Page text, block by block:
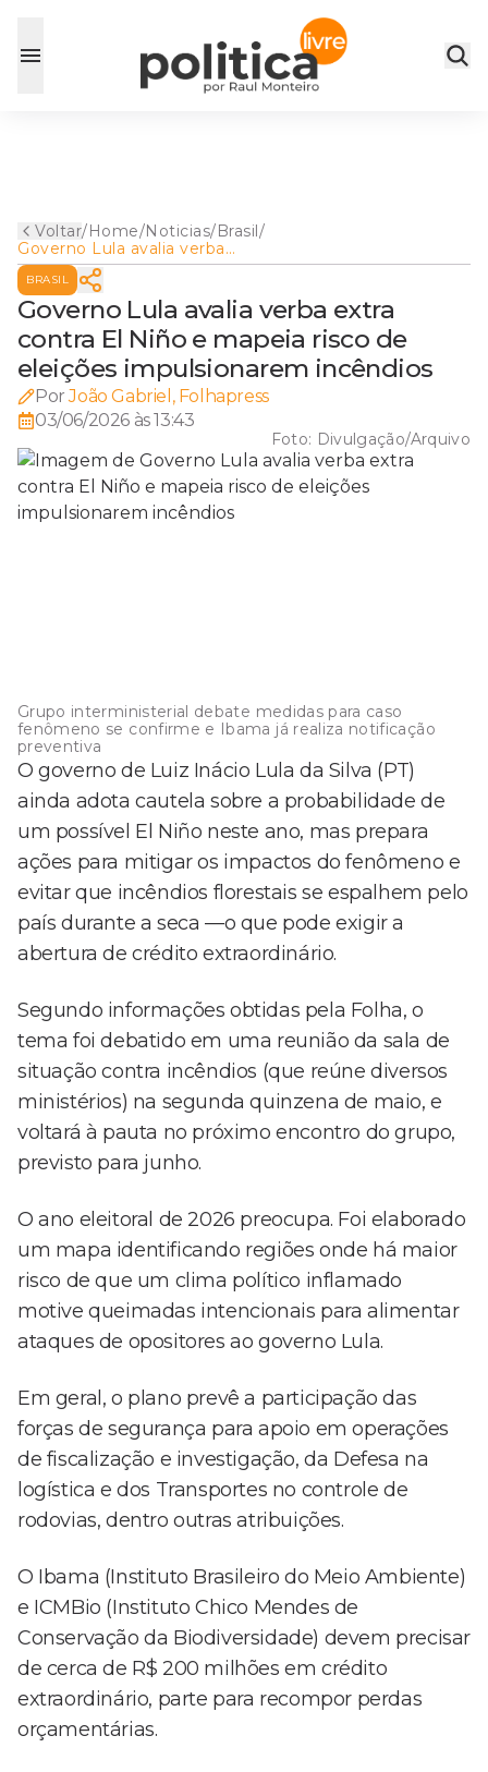
Voltar/Home/Noticias/Brasil/
Governo Lula avalia verba
extra contra El Niño e mapeia
risco de eleições
impulsionarem incêndios
BRASIL
Governo Lula avalia verba extra
contra El Niño e mapeia risco de
eleições impulsionarem incêndios
Por João Gabriel, Folhapress
03/06/2026 às 13:43
Foto: Divulgação/Arquivo
Grupo interministerial debate medidas para caso
fenômeno se confirme e Ibama já realiza notificação
preventiva
O governo de Luiz Inácio Lula da Silva (PT)
ainda adota cautela sobre a probabilidade de
um possível El Niño neste ano, mas prepara
ações para mitigar os impactos do fenômeno e
evitar que incêndios florestais se espalhem pelo
país durante a seca —o que pode exigir a
abertura de crédito extraordinário.
Segundo informações obtidas pela Folha, o
tema foi debatido em uma reunião da sala de
situação contra incêndios (que reúne diversos
ministérios) na segunda quinzena de maio, e
voltará à pauta no próximo encontro do grupo,
previsto para junho.
O ano eleitoral de 2026 preocupa. Foi elaborado
um mapa identificando regiões onde há maior
risco de que um clima político inflamado
motive queimadas intencionais para alimentar
ataques de opositores ao governo Lula.
Em geral, o plano prevê a participação das
forças de segurança para apoio em operações
de fiscalização e investigação, da Defesa na
logística e dos Transportes no controle de
rodovias, dentro outras atribuições.
O Ibama (Instituto Brasileiro do Meio Ambiente)
e ICMBio (Instituto Chico Mendes de
Conservação da Biodiversidade) devem precisar
de cerca de R$ 200 milhões em crédito
extraordinário, parte para recompor perdas
orçamentárias.